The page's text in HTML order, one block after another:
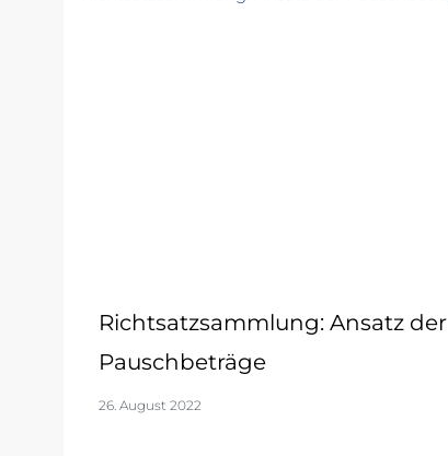
Richtsatzsammlung: Ansatz der
Pauschbeträge
26. August 2022